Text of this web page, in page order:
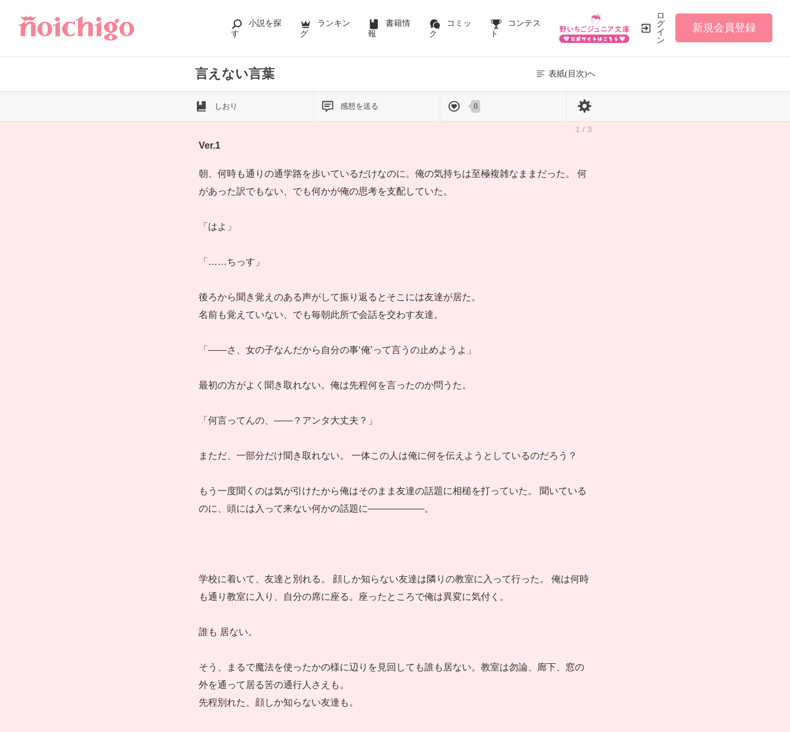
小説を探
す
ランキン
グ
書籍情
報
コミッ
ク
コンテス
ト
ロ
グ
イ
ン
新規会員登録
言えない言葉 表紙(目次)へ
しおり 感想を送る 0
1 / 3
Ver.1
朝、何時も通りの通学路を歩いているだけなのに。俺の気持ちは至極複雑なままだった。 何
があった訳でもない、でも何かが俺の思考を支配していた。
「はよ」
「……ちっす」
後ろから聞き覚えのある声がして振り返るとそこには友達が居た。
名前も覚えていない、でも毎朝此所で会話を交わす友達。
「――さ、女の子なんだから自分の事‘俺’って言うの止めようよ」
最初の方がよく聞き取れない。俺は先程何を言ったのか問うた。
「何言ってんの、――？アンタ大丈夫？」
まただ、一部分だけ聞き取れない。 一体この人は俺に何を伝えようとしているのだろう？
もう一度聞くのは気が引けたから俺はそのまま友達の話題に相槌を打っていた。 聞いている
のに、頭には入って来ない何かの話題に――――――。
学校に着いて、友達と別れる。 顔しか知らない友達は隣りの教室に入って行った。 俺は何時
も通り教室に入り、自分の席に座る。座ったところで俺は異変に気付く。
誰も 居ない。
そう、まるで魔法を使ったかの様に辺りを見回しても誰も居ない。教室は勿論、廊下、窓の
外を通って居る筈の通行人さえも。
先程別れた、顔しか知らない友達も。